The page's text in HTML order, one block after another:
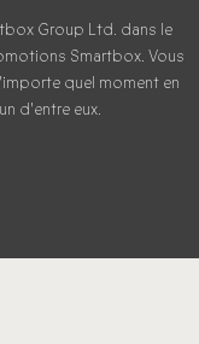
Group Ltd. dans le
Smartbox. Vous
quel moment en
d'entre eux.